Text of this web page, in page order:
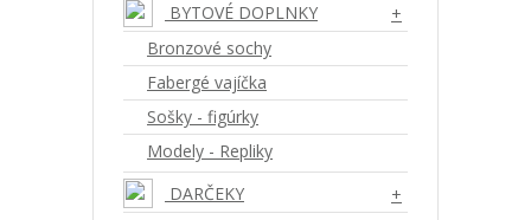
BYTOVÉ DOPLNKY
+
Bronzové sochy
Fabergé vajíčka
Sošky - figúrky
Modely - Repliky
DARČEKY
+